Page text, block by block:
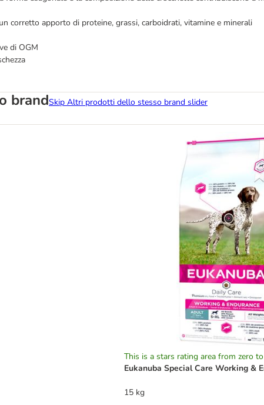
corretto apporto di proteine, grassi, carboidrati, vitamine e minerali
di OGM
brandSkip Altri prodotti dello stesso brand slider
This is a stars rating area from zero
Eukanuba Special Care Working &
15 kg